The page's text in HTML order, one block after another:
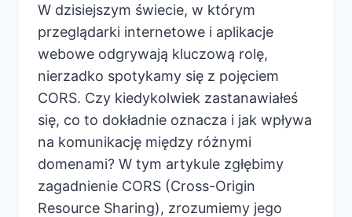
W dzisiejszym świecie, w którym
przeglądarki internetowe i aplikacje
webowe odgrywają kluczową rolę,
nierzadko spotykamy się z pojęciem
CORS. Czy kiedykolwiek zastanawiałeś
się, co to dokładnie oznacza i jak wpływa
na komunikację między różnymi
domenami? W tym artykule zgłębimy
zagadnienie CORS (Cross-Origin
Resource Sharing), zrozumiemy jego